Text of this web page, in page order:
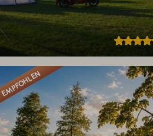
EMPFOHLEN